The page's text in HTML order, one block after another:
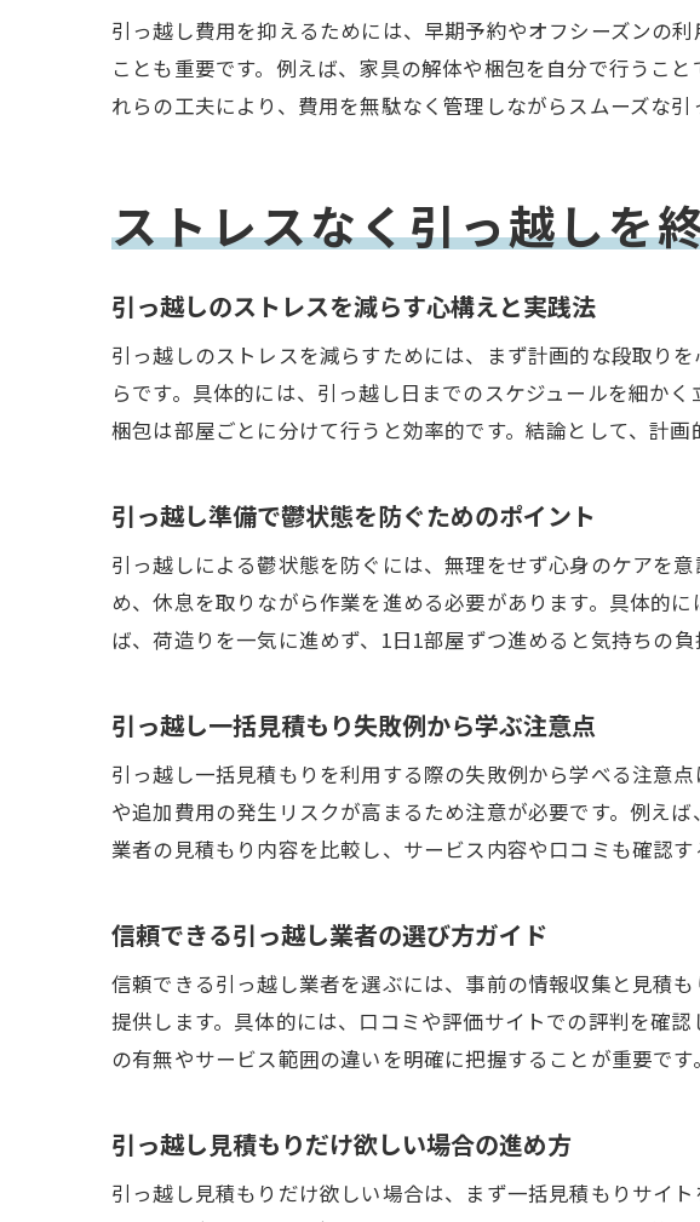
新生活
引っ越しで後
引っ越し
引っ越
短期間での
短期間
引っ越
引っ越
引っ越
新生活への
新生活
引っ越
引っ越
引っ越し費用を抑えるためには、早期予約やオフシーズンの
ことも重要です。例えば、家具の解体や梱包を自分で行うこ
れらの工夫により、費用を無駄なく管理しながらスムーズな引
ストレスなく引っ越しを
引っ越しのストレスを減らす心構えと実践法
引っ越しのストレスを減らすためには、まず計画的な段取り
らです。具体的には、引っ越し日までのスケジュールを細か
梱包は部屋ごとに分けて行うと効率的です。結論として、計
引っ越し準備で鬱状態を防ぐためのポイント
引っ越しによる鬱状態を防ぐには、無理をせず心身のケアを
め、休息を取りながら作業を進める必要があります。具体的
ば、荷造りを一気に進めず、1日1部屋ずつ進めると気持ちの
引っ越し一括見積もり失敗例から学ぶ注意点
引っ越し一括見積もりを利用する際の失敗例から学べる注意
や追加費用の発生リスクが高まるため注意が必要です。例え
業者の見積もり内容を比較し、サービス内容や口コミも確認す
信頼できる引っ越し業者の選び方ガイド
信頼できる引っ越し業者を選ぶには、事前の情報収集と見積
提供します。具体的には、口コミや評価サイトでの評判を確
の有無やサービス範囲の違いを明確に把握することが重要で
引っ越し見積もりだけ欲しい場合の進め方
引っ越し見積もりだけ欲しい場合は、まず一括見積もりサイ